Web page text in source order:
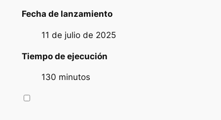
Fecha de lanzamiento
11 de julio de 2025
Tiempo de ejecución
130 minutos